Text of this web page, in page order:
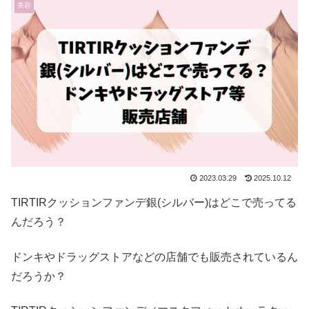
美容
2023.03.29 2025.10.12
TIRTIRクッションファンデ銀(シルバー)はどこで売ってる
んだろう？
ドンキやドラッグストアなどの店舗でも販売されているん
だろうか？